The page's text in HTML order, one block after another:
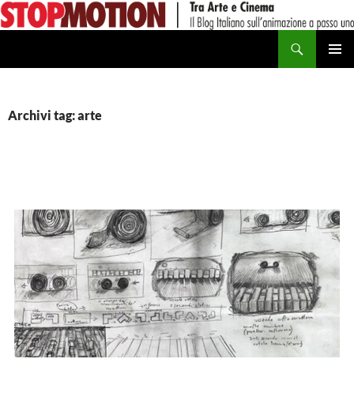
Vai
al
Archivi tag: arte